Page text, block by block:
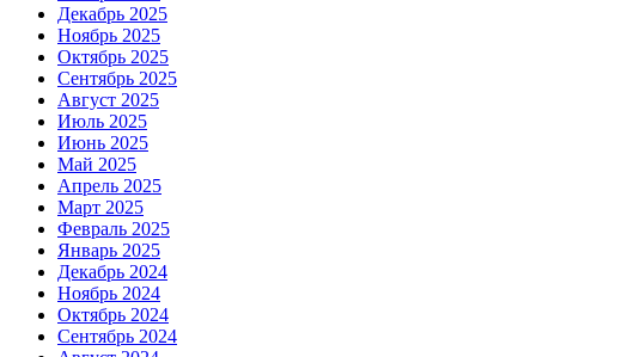
Декабрь 2025
Ноябрь 2025
Октябрь 2025
Сентябрь 2025
Август 2025
Июль 2025
Июнь 2025
Май 2025
Апрель 2025
Март 2025
Февраль 2025
Январь 2025
Декабрь 2024
Ноябрь 2024
Октябрь 2024
Сентябрь 2024